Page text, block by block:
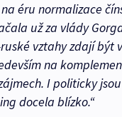
éru normalizace
už za vlády
vztahy zdají být
na
I politicky
docela blízko.“